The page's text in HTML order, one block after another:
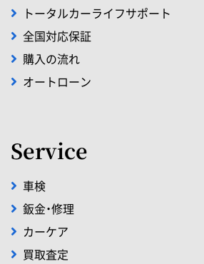
トータルカーライフサポート
全国対応保証
購入の流れ
オートローン
Service
車検
鈑金・修理
カーケア
買取査定